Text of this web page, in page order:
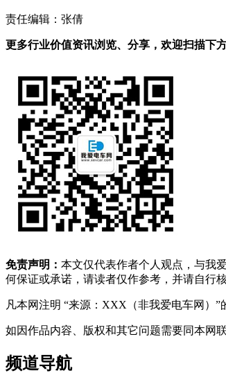
责任编辑：张倩
更多行业价值资讯浏览、分享，欢迎扫描下
免责声明： 本文仅代表作者个人观点，与我
何保证或承诺，请读者仅作参考，并请自行
凡本网注明 “来源：XXX（非我爱电车网）
如因作品内容、版权和其它问题需要同本网
频道导航